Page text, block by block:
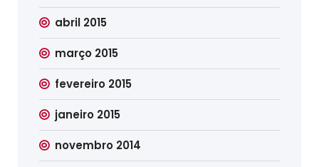
abril 2015
março 2015
fevereiro 2015
janeiro 2015
novembro 2014